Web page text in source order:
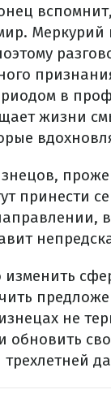
в
жизни
принести
не
обновить